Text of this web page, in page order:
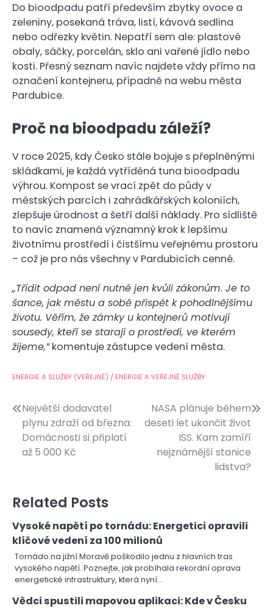
Do bioodpadu patří především zbytky ovoce a
zeleniny, posekaná tráva, listí, kávová sedlina
nebo odřezky květin. Nepatří sem ale: plastové
obaly, sáčky, porcelán, sklo ani vařené jídlo nebo
kosti. Přesný seznam navíc najdete vždy přímo na
označení kontejneru, případně na webu města
Pardubice.
Proč na bioodpadu záleží?
V roce 2025, kdy Česko stále bojuje s přeplněnými
skládkami, je každá vytříděná tuna bioodpadu
výhrou. Kompost se vrací zpět do půdy v
městských parcích i zahrádkářských koloniích,
zlepšuje úrodnost a šetří další náklady. Pro sídliště
to navíc znamená významný krok k lepšímu
životnímu prostředí i čistšímu veřejnému prostoru
– což je pro nás všechny v Pardubicích cenné.
„Třídit odpad není nutné jen kvůli zákonům. Je to
šance, jak městu a sobě přispět k pohodlnějšímu
životu. Věřím, že zámky u kontejnerů motivují
sousedy, kteří se starají o prostředí, ve kterém
žijeme,”komentuje zástupce vedení města.
ENERGIE A SLUŽBY (VEŘEJNÉ) / ENERGIE A VEŘEJNÉ SLUŽBY
Navigace
pro
příspěvek
Největší dodavatel
plynu zdraží od března:
Domácnosti si připlatí
až 5 000 Kč
NASA plánuje během
deseti let ukončit život
ISS. Kam zamíří
nejznámější stanice
lidstva?
Related Posts
Vysoké napětí po tornádu: Energetici opravili
klíčové vedení za 100 milionů
Tornádo na jižní Moravě poškodilo jednu z hlavních tras
vysokého napětí. Poznejte, jak probíhala rekordní oprava
energetické infrastruktury, která nyní…
Vědci spustili mapovou aplikaci: Kde v Česku